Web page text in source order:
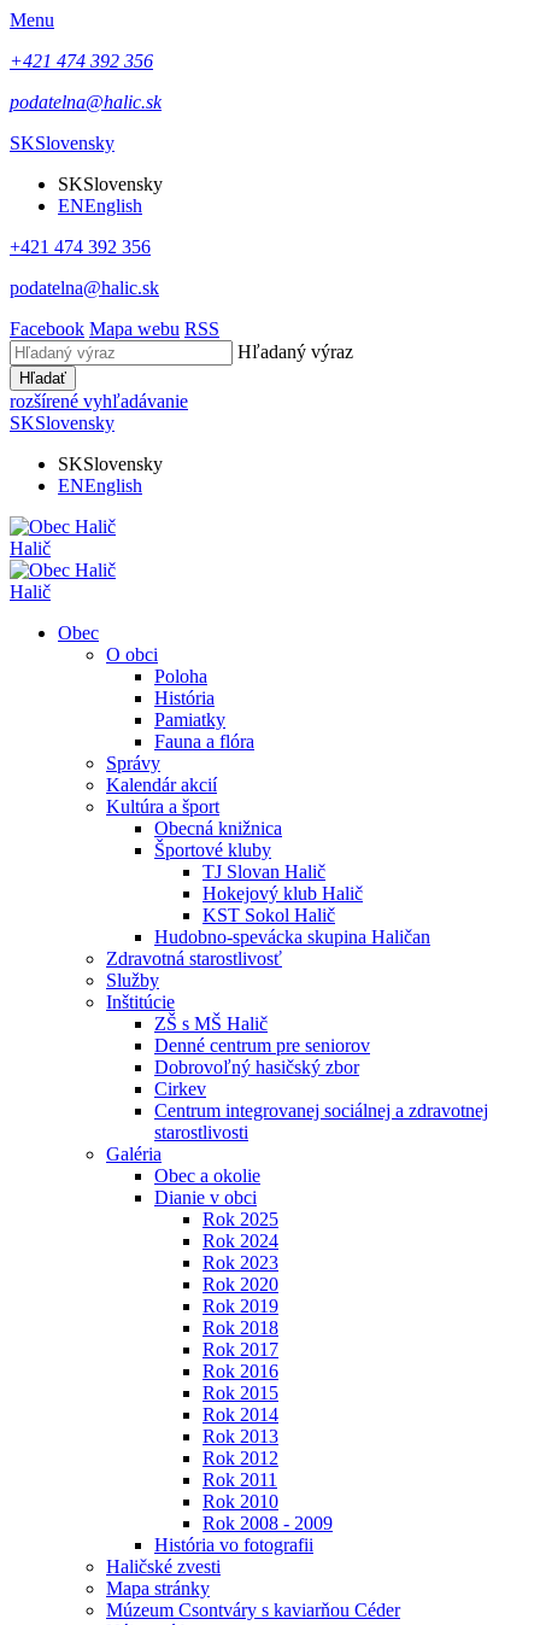
Menu
+421 474 392 356
podatelna@halic.sk
SKSlovensky
SKSlovensky
ENEnglish
+421 474 392 356
podatelna@halic.sk
Facebook Mapa webu RSS
Hľadaný výraz
Hľadať
rozšírené vyhľadávanie
SKSlovensky
SKSlovensky
ENEnglish
Halič
Halič
Obec
O obci
Poloha
História
Pamiatky
Fauna a flóra
Správy
Kalendár akcií
Kultúra a šport
Obecná knižnica
Športové kluby
TJ Slovan Halič
Hokejový klub Halič
KST Sokol Halič
Hudobno-spevácka skupina Haličan
Zdravotná starostlivosť
Služby
Inštitúcie
ZŠ s MŠ Halič
Denné centrum pre seniorov
Dobrovoľný hasičský zbor
Cirkev
Centrum integrovanej sociálnej a zdravotnej
starostlivosti
Galéria
Obec a okolie
Dianie v obci
Rok 2025
Rok 2024
Rok 2023
Rok 2020
Rok 2019
Rok 2018
Rok 2017
Rok 2016
Rok 2015
Rok 2014
Rok 2013
Rok 2012
Rok 2011
Rok 2010
Rok 2008 - 2009
História vo fotografii
Haličské zvesti
Mapa stránky
Múzeum Csontváry s kaviarňou Céder